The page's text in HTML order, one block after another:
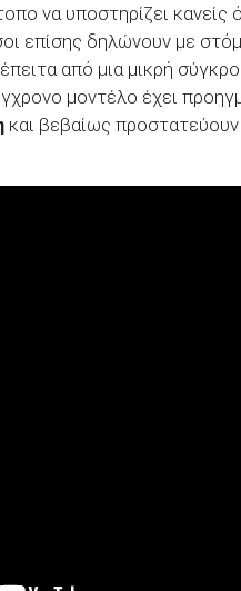
να υποστηρίζει κανείς
επίσης δηλώνουν με
από μια μικρή
μοντέλο έχει
και βεβαίως